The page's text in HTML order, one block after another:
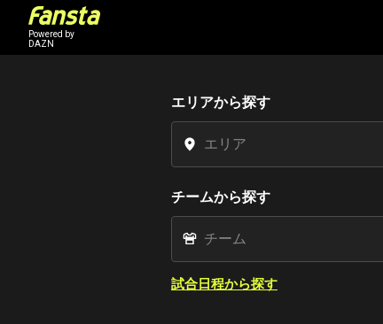
Powered by
DAZN
エリアから探す
チームから探す
試合日程から探す